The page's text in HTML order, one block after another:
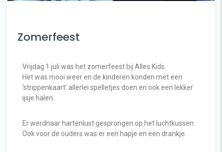
Zomerfeest
Vrijdag 1 juli was het zomerfeest bij Alles Kids.
Het was mooi weer en de kinderen konden met een
‘strippenkaart’ allerlei spelletjes doen en ook een lekker
ijsje halen.
Er werdnaar hartenlust gesprongen op het luchtkussen.
Ook voor de ouders was er een hapje en een drankje.